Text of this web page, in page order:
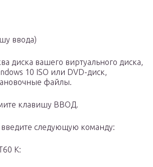
ввода)
диска вашего виртуального диска,
10 ISO или DVD-диск,
файлы.
клавишу ВВОД.
следующую команду:
K: